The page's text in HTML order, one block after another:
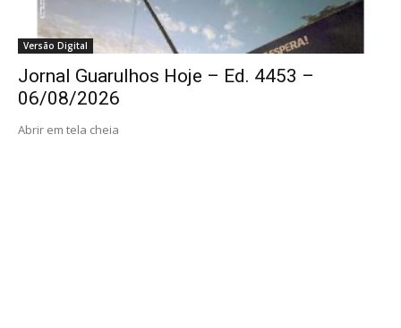
Versão Digital
Jornal Guarulhos Hoje – Ed. 4453 –
06/08/2026
Abrir em tela cheia